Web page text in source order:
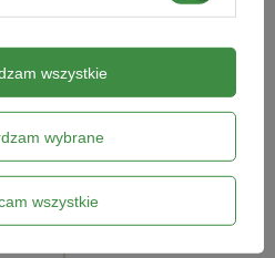
-
Jesienne nawożenie roślin –
wybrane
wszystkie
wszystkie